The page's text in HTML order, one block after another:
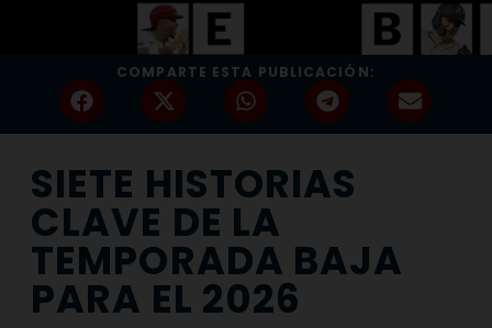
COMPARTE ESTA PUBLICACIÓN:
SIETE HISTORIAS
CLAVE DE LA
TEMPORADA BAJA
PARA EL 2026